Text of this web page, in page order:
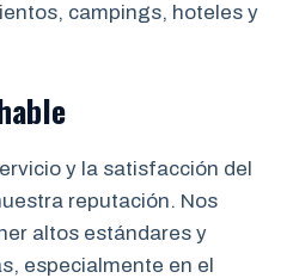
campings, hoteles y
y la satisfacción del
reputación. Nos
altos estándares y
especialmente en el